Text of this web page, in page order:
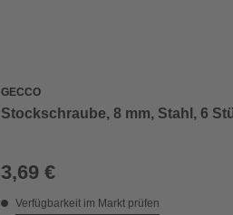
GECCO
Stockschraube, 8 mm, Stahl, 6
3,69 €
Verfügbarkeit im Markt prüfen